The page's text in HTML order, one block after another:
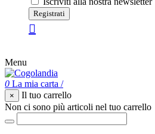
Registrati
Menu
0 La mia carta /
×
Il tuo carrello
Non ci sono più articoli nel tuo carrello